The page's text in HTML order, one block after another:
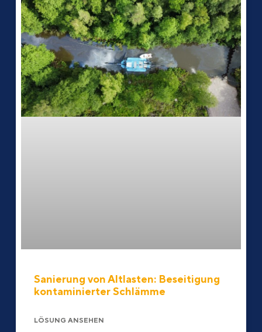
Sanierung von Altlasten: Beseitigung
kontaminierter Schlämme
LÖSUNG ANSEHEN